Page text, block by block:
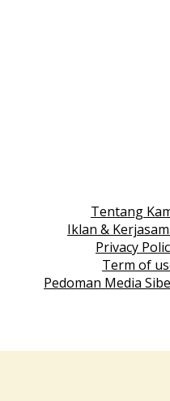
Tentang
Iklan &
Privacy
Term of
Pedoman Media